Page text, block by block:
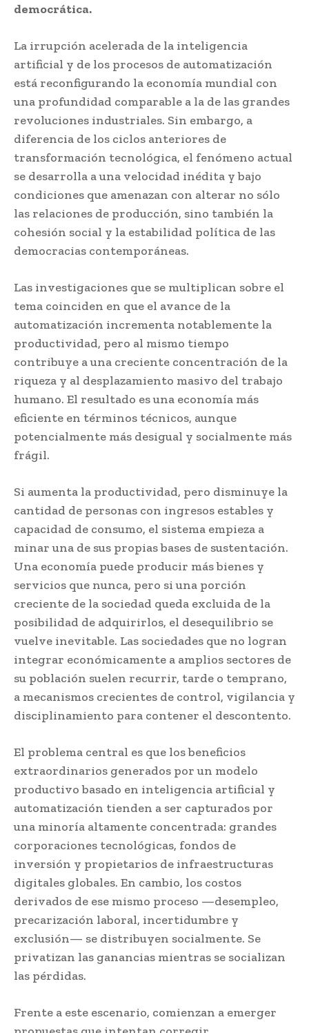
democrática.
La irrupción acelerada de la inteligencia
artificial y de los procesos de automatización
está reconfigurando la economía mundial con
una profundidad comparable a la de las grandes
revoluciones industriales. Sin embargo, a
diferencia de los ciclos anteriores de
transformación tecnológica, el fenómeno actual
se desarrolla a una velocidad inédita y bajo
condiciones que amenazan con alterar no sólo
las relaciones de producción, sino también la
cohesión social y la estabilidad política de las
democracias contemporáneas.
Las investigaciones que se multiplican sobre el
tema coinciden en que el avance de la
automatización incrementa notablemente la
productividad, pero al mismo tiempo
contribuye a una creciente concentración de la
riqueza y al desplazamiento masivo del trabajo
humano. El resultado es una economía más
eficiente en términos técnicos, aunque
potencialmente más desigual y socialmente más
frágil.
Si aumenta la productividad, pero disminuye la
cantidad de personas con ingresos estables y
capacidad de consumo, el sistema empieza a
minar una de sus propias bases de sustentación.
Una economía puede producir más bienes y
servicios que nunca, pero si una porción
creciente de la sociedad queda excluida de la
posibilidad de adquirirlos, el desequilibrio se
vuelve inevitable. Las sociedades que no logran
integrar económicamente a amplios sectores de
su población suelen recurrir, tarde o temprano,
a mecanismos crecientes de control, vigilancia y
disciplinamiento para contener el descontento.
El problema central es que los beneficios
extraordinarios generados por un modelo
productivo basado en inteligencia artificial y
automatización tienden a ser capturados por
una minoría altamente concentrada: grandes
corporaciones tecnológicas, fondos de
inversión y propietarios de infraestructuras
digitales globales. En cambio, los costos
derivados de ese mismo proceso —desempleo,
precarización laboral, incertidumbre y
exclusión— se distribuyen socialmente. Se
privatizan las ganancias mientras se socializan
las pérdidas.
Frente a este escenario, comienzan a emerger